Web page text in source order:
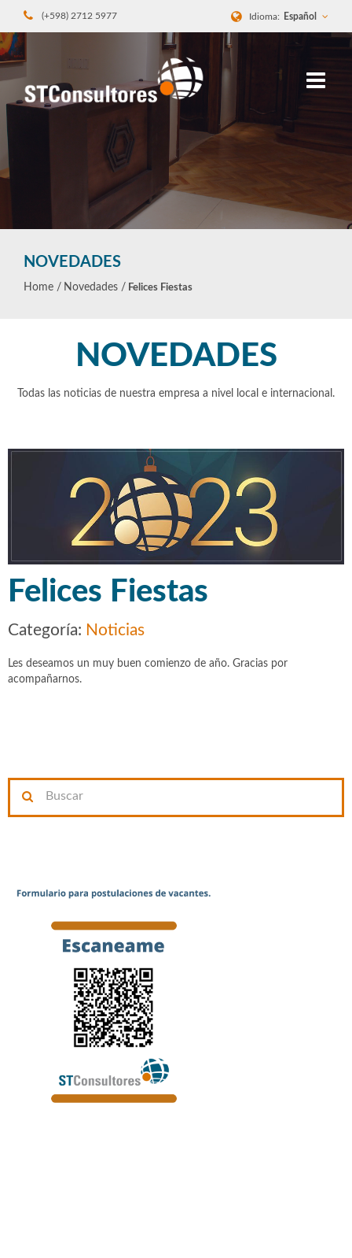
(+598) 2712 5977 Idioma: Español
NOVEDADES
Home / Novedades / Felices Fiestas
NOVEDADES
Todas las noticias de nuestra empresa a nivel local e internacional.
Felices Fiestas
Categoría: Noticias
Les deseamos un muy buen comienzo de año. Gracias por
acompañarnos.